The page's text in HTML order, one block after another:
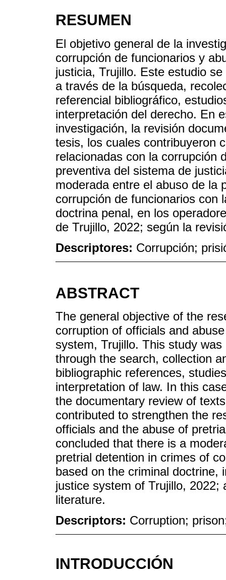
RESUMEN
El objetivo general de la
corrupción de funcionarios y
justicia, Trujillo. Este estudio
a través de la búsqueda,
referencial bibliográfico,
interpretación del derecho. En
investigación, la revisión
tesis, los cuales contribuyeron
relacionadas con la corrupción
preventiva del sistema de
moderada entre el abuso de la
corrupción de funcionarios con
doctrina penal, en los
de Trujillo, 2022; según la
Descriptores: Corrupción;
ABSTRACT
The general objective of the
corruption of officials and
system, Trujillo. This study
through the search, collection
bibliographic references,
interpretation of law. In this
the documentary review of
contributed to strengthen the
officials and the abuse of
concluded that there is a
pretrial detention in crimes of
based on the criminal doctrine,
justice system of Trujillo,
literature.
Descriptors: Corruption;
INTRODUCCIÓN